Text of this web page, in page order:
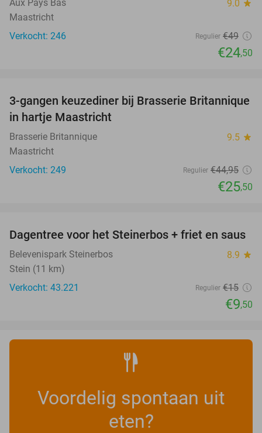
Aux Pays Bas 9.0 star
Maastricht
Verkocht: 246
Regulier €49
€24,50
43%
3-gangen keuzediner bij Brasserie Britannique
in hartje Maastricht
Brasserie Britannique 9.5 star
Maastricht
Verkocht: 249
Regulier €44,95
€25,50
37%
Dagentree voor het Steinerbos + friet en saus
Belevenispark Steinerbos 8.9 star
Stein (11 km)
Verkocht: 43.221
Regulier €15
€9,50
Voordelig spontaan uit
eten?